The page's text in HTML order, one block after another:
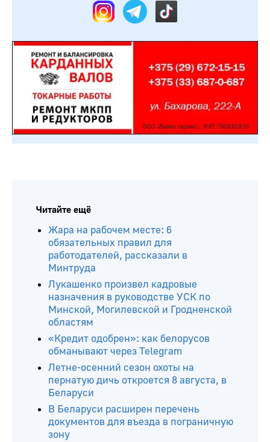
Читайте ещё
Жара на рабочем месте: 6
обязательных правил для
работодателей, рассказали в
Минтруда
Лукашенко произвел кадровые
назначения в руководстве УСК по
Минской, Могилевской и Гродненской
областям
«Кредит одобрен»: как белорусов
обманывают через Telegram
Летне-осенний сезон охоты на
пернатую дичь откроется 8 августа, в
Беларуси
В Беларуси расширен перечень
документов для въезда в пограничную
зону